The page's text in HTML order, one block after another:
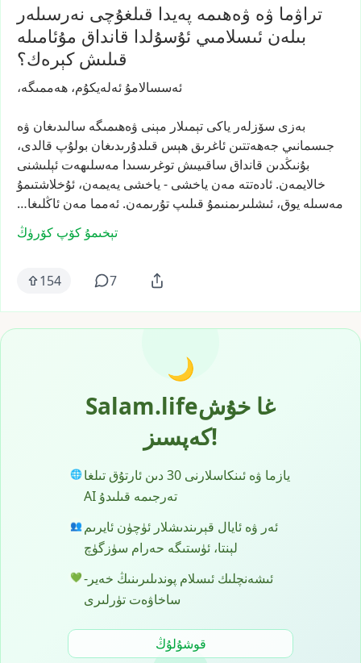
تراۋما ۋە ۋەھىمە پەيدا قىلغۇچى نەرسىلەر
بىلەن ئىسلامىي ئۇسۇلدا قانداق مۇئامىلە
قىلىش كېرەك؟
ئەسسالامۇ ئەلەيكۇم، ھەممىگە،
بەزى سۆزلەر ياكى تېمىلار مېنى ۋەھىمىگە سالىدىغان ۋە
جىسمانىي جەھەتتىن ئاغرىق ھېس قىلدۇرىدىغان بولۇپ قالدى،
بۇنىڭدىن قانداق ساقىيىش توغرىسىدا مەسلىھەت ئېلىشنى
خالايمەن. ئادەتتە مەن ياخشى - ياخشى يەيمەن، ئۇخلاشتىمۇ
مەسىلە يوق، ئىشلىرىمنىمۇ قىلىپ تۇرىمەن. ئەمما مەن ئاڭلىغا…
تېخىمۇ كۆپ كۆرۈڭ
154 7
🌙
Salam.lifeغا خۇش
كەپسىز!
🌐 يازما ۋە ئىنكاسلارنى 30 دىن ئارتۇق تىلغا
AI تەرجىمە قىلىدۇ
👥 ئەر ۋە ئايال قېرىندىشلار ئۈچۈن ئايرىم
لېنتا، ئۈستىگە حەرام سۈزگۈچ
💚ئىشەنچلىك ئىسلام پوندىلىرىنىڭ خەير-
ساخاۋەت تۈرلىرى
قوشۇلۇڭ